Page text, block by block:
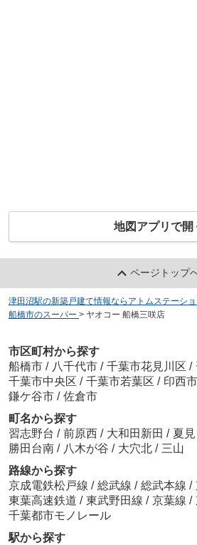
地図アプリで開
ページトップ
津田沼駅の新築戸建て情報ならアトムステーシ
船橋市のスーパー > ヤオコー 船橋三咲店
市区町村から探す
船橋市 / 八千代市 / 千葉市花見川区 /
千葉市中央区 / 千葉市若葉区 / 印西市
鎌ケ谷市 / 佐倉市
町名から探す
習志野台 / 前原西 / 大和田新田 / 夏見
勝田台南 / 八木が谷 / 大穴北 / 三山
路線から探す
京成電鉄松戸線 / 総武線 / 総武本線 /
東葉高速鉄道 / 東武野田線 / 京葉線 /
千葉都市モノレール
駅から探す